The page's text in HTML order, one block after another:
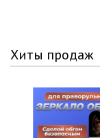
Хиты продаж